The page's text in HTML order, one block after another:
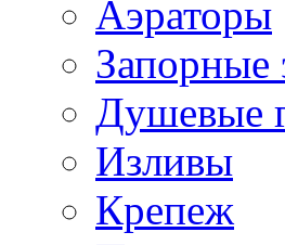
Аэраторы
Запорные
Душевые
Изливы
Крепеж